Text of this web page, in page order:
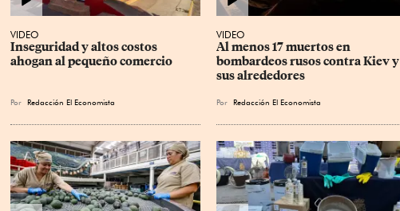
VIDEO
Inseguridad y altos costos
ahogan al pequeño comercio
Por Redacción El Economista
VIDEO
Al menos 17 muertos en
bombardeos rusos contra Kiev y
sus alrededores
Por Redacción El Economista